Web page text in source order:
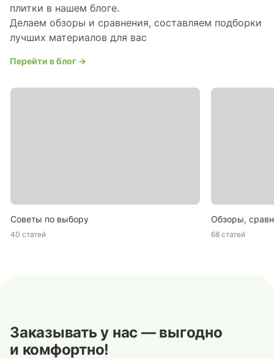
плитки в нашем блоге.
Делаем обзоры и сравнения, составляем подборки
лучших материалов для вас
Перейти в блог →
Советы по выбору
40 статей
Обзоры,
68 статей
Заказывать у нас — выгодно
и комфортно!